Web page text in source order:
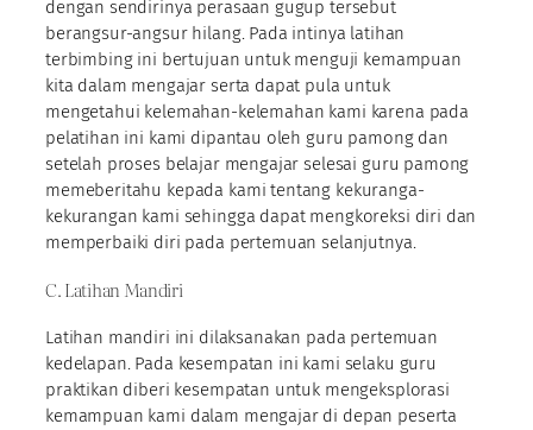
dengan sendirinya perasaan gugup tersebut
berangsur-angsur hilang. Pada intinya latihan
terbimbing ini bertujuan untuk menguji kemampuan
kita dalam mengajar serta dapat pula untuk
mengetahui kelemahan-kelemahan kami karena pada
pelatihan ini kami dipantau oleh guru pamong dan
setelah proses belajar mengajar selesai guru pamong
memeberitahu kepada kami tentang kekuranga-
kekurangan kami sehingga dapat mengkoreksi diri dan
memperbaiki diri pada pertemuan selanjutnya.
C. Latihan Mandiri
Latihan mandiri ini dilaksanakan pada pertemuan
kedelapan. Pada kesempatan ini kami selaku guru
praktikan diberi kesempatan untuk mengeksplorasi
kemampuan kami dalam mengajar di depan peserta